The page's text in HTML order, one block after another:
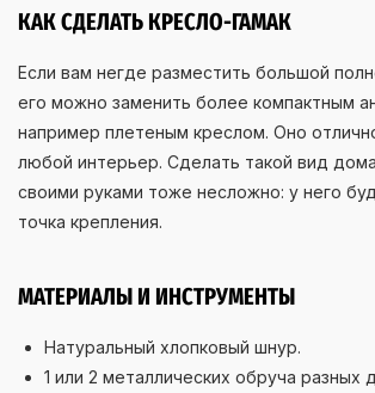
КАК СДЕЛАТЬ КРЕСЛО-ГАМАК
Если вам негде разместить большой
его можно заменить более компактным
например плетеным креслом. Оно
любой интерьер. Сделать такой вид
своими руками тоже несложно: у него
точка крепления.
МАТЕРИАЛЫ И ИНСТРУМЕНТЫ
Натуральный хлопковый шнур.
1 или 2 металлических обруча разных